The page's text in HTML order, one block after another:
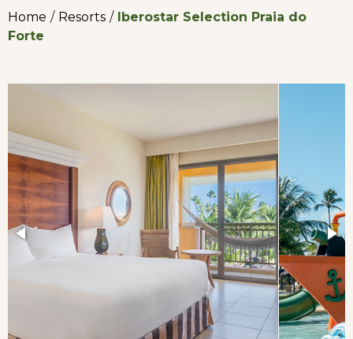
Home / Resorts /
Iberostar Selection Praia do
Forte